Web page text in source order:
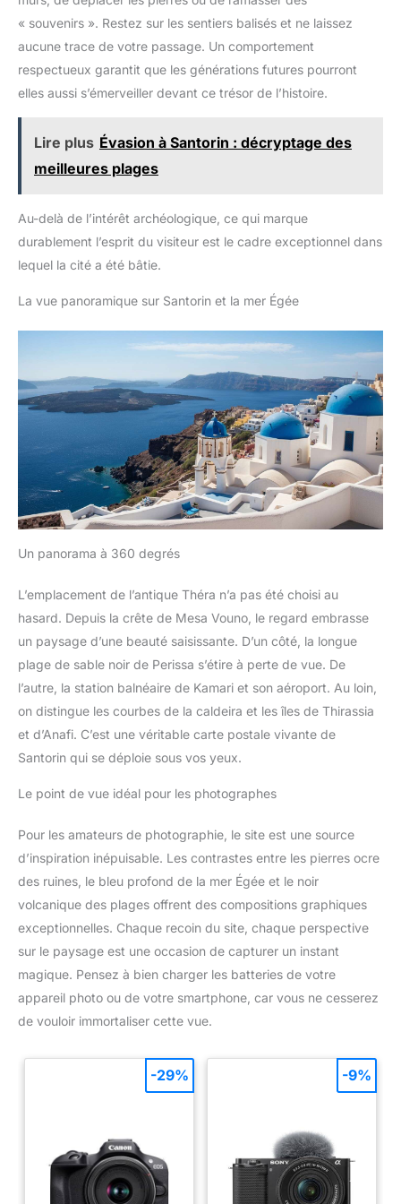
« souvenirs ». Restez sur les sentiers balisés et ne laissez
aucune trace de votre passage. Un comportement
respectueux garantit que les générations futures pourront
elles aussi s’émerveiller devant ce trésor de l’histoire.
Lire plus Évasion à Santorin : décryptage des
meilleures plages
Au-delà de l’intérêt archéologique, ce qui marque
durablement l’esprit du visiteur est le cadre exceptionnel dans
lequel la cité a été bâtie.
La vue panoramique sur Santorin et la mer Égée
Un panorama à 360 degrés
L’emplacement de l’antique Théra n’a pas été choisi au
hasard. Depuis la crête de Mesa Vouno, le regard embrasse
un paysage d’une beauté saisissante. D’un côté, la longue
plage de sable noir de Perissa s’étire à perte de vue. De
l’autre, la station balnéaire de Kamari et son aéroport. Au loin,
on distingue les courbes de la caldeira et les îles de Thirassia
et d’Anafi. C’est une véritable carte postale vivante de
Santorin qui se déploie sous vos yeux.
Le point de vue idéal pour les photographes
Pour les amateurs de photographie, le site est une source
d’inspiration inépuisable. Les contrastes entre les pierres ocre
des ruines, le bleu profond de la mer Égée et le noir
volcanique des plages offrent des compositions graphiques
exceptionnelles. Chaque recoin du site, chaque perspective
sur le paysage est une occasion de capturer un instant
magique. Pensez à bien charger les batteries de votre
appareil photo ou de votre smartphone, car vous ne cesserez
de vouloir immortaliser cette vue.
-29% -9%